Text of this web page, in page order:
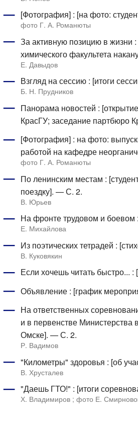
[Фотография] : [на фото:
фото Г. А. Романюты
За активную позицию в жизни
химического факультета
Е. Давыдов
Взгляд на сессию : [итоги
Б. Н. Прудников
Панорама новостей :
КрасГУ; заседание партбюро
[Фотография] : на фото:
работой на кафедре
фото Г. А. Романюты
По ленинским местам :
поездку]. — С. 2.
В. Юрьев
На фронте трудовом и
Е. Михайлова
Из поэтических тетрадей :
В. Куковякин
Если хочешь читать быстро...
Объявление : [график
На ответственных
и в первенстве
Омске]. — С. 2.
Р. Вадимов
"Километры" здоровья : [об
В. Хрусталев
"Даешь ГТО!" : [итоги
Х. Владимиров ; фото Е.